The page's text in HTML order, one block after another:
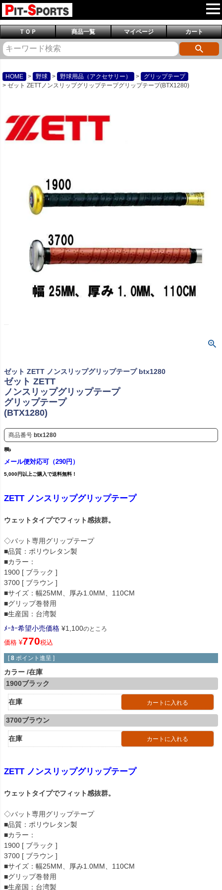
ＴＯＰ 商品一覧 マイページ カート
HOME 野球 野球用品（アクセサリー）
グリップテープ
ゼット ZETTノンスリップグリップテープグリップテープ(BTX1280)
ゼット ZETT ノンスリップグリップテープ btx1280
ゼット ZETT
ノンスリップグリップテープ
グリップテープ
(BTX1280)
商品番号 btx1280
メール便対応可（290円）
5,000円以上ご購入で送料無料！
ZETT ノンスリップグリップテープ
ウェットタイプでフィット感抜群。
◇バット専用グリップテープ
■品質：ポリウレタン製
■カラー：
1900 [ ブラック ]
3700 [ ブラウン ]
■サイズ：幅25MM、厚み1.0MM、110CM
■グリップ巻替用
■生産国：台湾製
ﾒｰｶｰ希望小売価格 ¥1,100のところ
価格 ¥770税込
[ 8 ポイント進呈 ]
カラー 在庫
1900ブラック
在庫 カートに入れる
3700ブラウン
在庫 カートに入れる
ZETT ノンスリップグリップテープ
ウェットタイプでフィット感抜群。
◇バット専用グリップテープ
■品質：ポリウレタン製
■カラー：
1900 [ ブラック ]
3700 [ ブラウン ]
■サイズ：幅25MM、厚み1.0MM、110CM
■グリップ巻替用
■生産国：台湾製